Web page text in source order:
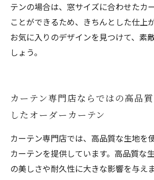
テンの場合は、窓サイズに合わせたカ
ことができるため、きちんとした仕上
お気に入りのデザインを見つけて、素
しょう。
カーテン専門店ならではの高品
したオーダーカーテン
カーテン専門店では、高品質な生地を
カーテンを提供しています。高品質な
の美しさや耐久性に大きな影響を与え